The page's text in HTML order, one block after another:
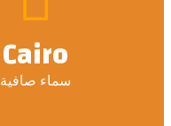
Cairo
سماء صافية